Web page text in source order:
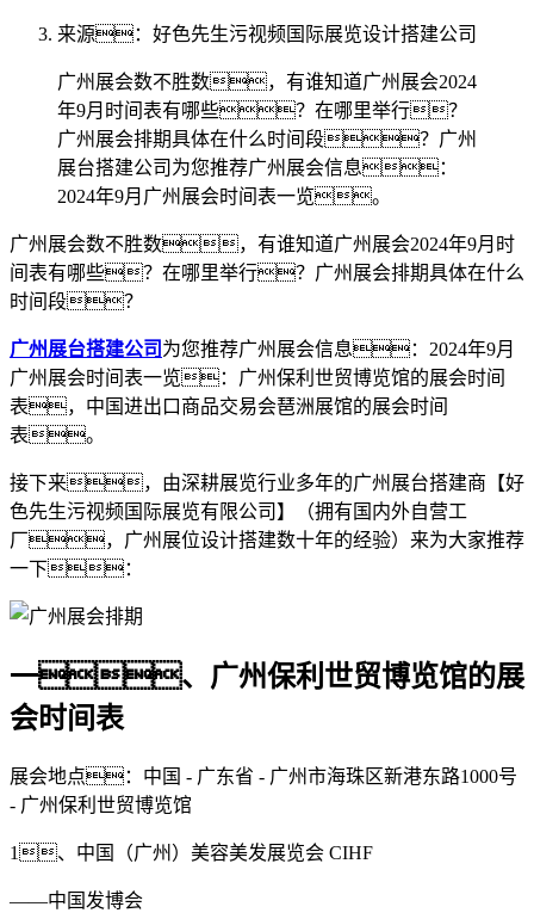
来源：好色先生污视频国际展览设计搭建公司
广州展会数不胜数，有谁知道广州展会2024
年9月时间表有哪些？在哪里举行？
广州展会排期具体在什么时间段？广州
展台搭建公司为您推荐广州展会信息：
2024年9月广州展会时间表一览。
广州展会数不胜数，有谁知道广州展会2024年9月时
间表有哪些？在哪里举行？广州展会排期具体在什么
时间段？
广州展台搭建公司 为您推荐广州展会信息：2024年9月
广州展会时间表一览：广州保利世贸博览馆的展会时间
表，中国进出口商品交易会琶洲展馆的展会时间
表。
接下来，由深耕展览行业多年的广州展台搭建商【好
色先生污视频国际展览有限公司】（拥有国内外自营工
厂，广州展位设计搭建数十年的经验）来为大家推荐
一下：
一、广州保利世贸博览馆的展
会时间表
展会地点：中国 - 广东省 - 广州市海珠区新港东路1000号
- 广州保利世贸博览馆
1、中国（广州）美容美发展览会 CIHF
——中国发博会